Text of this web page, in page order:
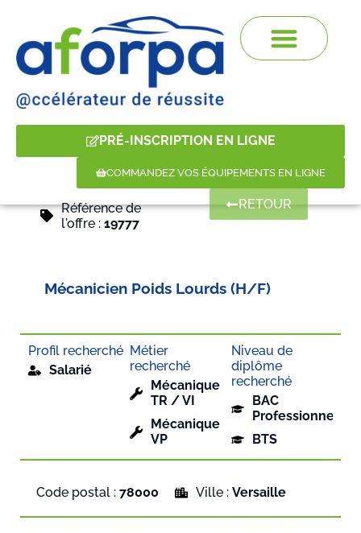
PRÉ-INSCRIPTION EN LIGNE
COMMANDEZ VOS ÉQUIPEMENTS EN LIGNE
Référence de
l'offre : 19777
RETOUR
Mécanicien Poids Lourds (H/F)
Profil recherché
Salarié
Métier
recherché
Mécanique
TR / VI
Mécanique
VP
Niveau de
diplôme
recherché
BAC
Professionnel
BTS
Code postal : 78000 Ville : Versaille